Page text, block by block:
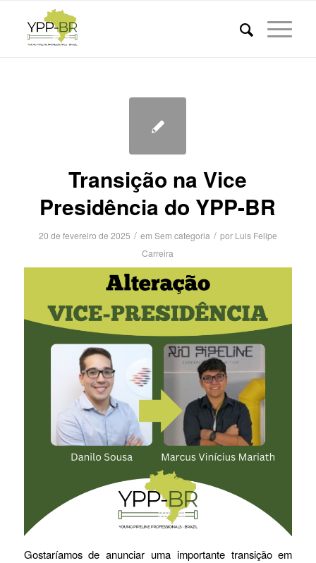
Transição na Vice
Presidência do YPP-BR
20 de fevereiro de 2025 / em Sem categoria / por Luis Felipe
Carreira
Gostaríamos de anunciar uma importante transição em